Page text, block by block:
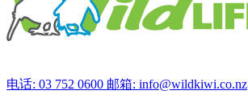
电话: 03 752 0600 邮箱: info@wildkiwi.co.nz